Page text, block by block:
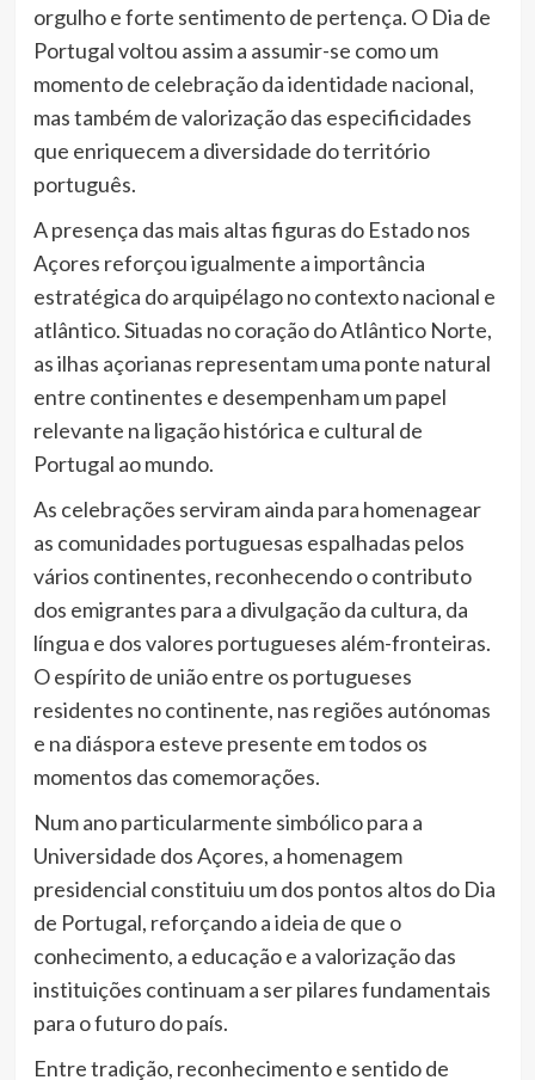
orgulho e forte sentimento de pertença. O Dia de
Portugal voltou assim a assumir-se como um
momento de celebração da identidade nacional,
mas também de valorização das especificidades
que enriquecem a diversidade do território
português.
A presença das mais altas figuras do Estado nos
Açores reforçou igualmente a importância
estratégica do arquipélago no contexto nacional e
atlântico. Situadas no coração do Atlântico Norte,
as ilhas açorianas representam uma ponte natural
entre continentes e desempenham um papel
relevante na ligação histórica e cultural de
Portugal ao mundo.
As celebrações serviram ainda para homenagear
as comunidades portuguesas espalhadas pelos
vários continentes, reconhecendo o contributo
dos emigrantes para a divulgação da cultura, da
língua e dos valores portugueses além-fronteiras.
O espírito de união entre os portugueses
residentes no continente, nas regiões autónomas
e na diáspora esteve presente em todos os
momentos das comemorações.
Num ano particularmente simbólico para a
Universidade dos Açores, a homenagem
presidencial constituiu um dos pontos altos do Dia
de Portugal, reforçando a ideia de que o
conhecimento, a educação e a valorização das
instituições continuam a ser pilares fundamentais
para o futuro do país.
Entre tradição, reconhecimento e sentido de